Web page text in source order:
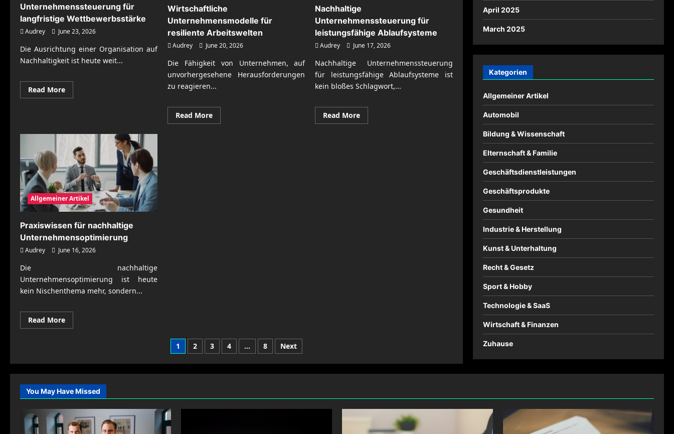
Unternehmenssteuerung für
langfristige Wettbewerbsstärke
Audrey June 23, 2026
Die Ausrichtung einer Organisation auf
Nachhaltigkeit ist heute weit...
Read MoreRead
more
Wettbewerbsstärke
Wirtschaftliche
Unternehmensmodelle für
resiliente Arbeitswelten
Audrey June 20, 2026
Die Fähigkeit von Unternehmen, auf
unvorhergesehene Herausforderungen
zu reagieren...
Read MoreRead
more
Nachhaltige
Unternehmenssteuerung für
leistungsfähige Ablaufsysteme
Audrey June 17, 2026
Nachhaltige Unternehmenssteuerung
für leistungsfähige Ablaufsysteme ist
kein bloßes Schlagwort,...
Read MoreRead
more
Allgemeiner Artikel
Praxiswissen für nachhaltige
Unternehmensoptimierung
Audrey June 16, 2026
Die nachhaltige
Unternehmensoptimierung ist heute
kein Nischenthema mehr, sondern...
Read MoreRead
more
Posts
pagination
1 2 3 4 … 8 Next
April 2025
March 2025
Kategorien
Allgemeiner Artikel
Automobil
Bildung & Wissenschaft
Elternschaft & Familie
Geschäftsdienstleistungen
Geschäftsprodukte
Gesundheit
Industrie & Herstellung
Kunst & Unterhaltung
Recht & Gesetz
Sport & Hobby
Technologie & SaaS
Wirtschaft & Finanzen
Zuhause
You May Have Missed